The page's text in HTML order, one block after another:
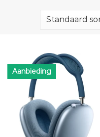
Aanbieding